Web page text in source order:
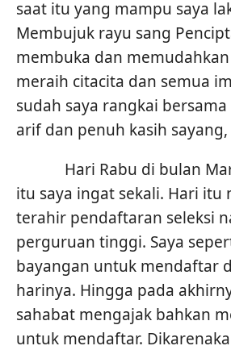
saat itu yang mampu saya
Membujuk rayu sang
membuka dan
meraih cita­cita dan semua
sudah saya rangkai
arif dan penuh kasih
Hari Rabu di bulan
itu saya ingat sekali. Hari itu
terahir pendaftaran seleksi
perguruan tinggi. Saya
bayangan untuk mendaftar
harinya. Hingga pada
sahabat mengajak bahkan
untuk mendaftar.